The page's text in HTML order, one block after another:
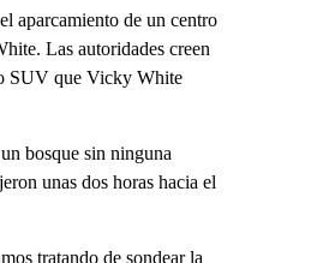
aparcamiento de un centro
Las autoridades creen
SUV que Vicky White
bosque sin ninguna
unas dos horas hacia el
tratando de sondear la